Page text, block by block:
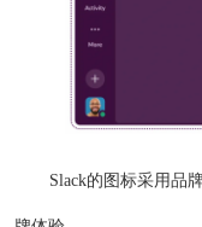
Slack的图标采用品